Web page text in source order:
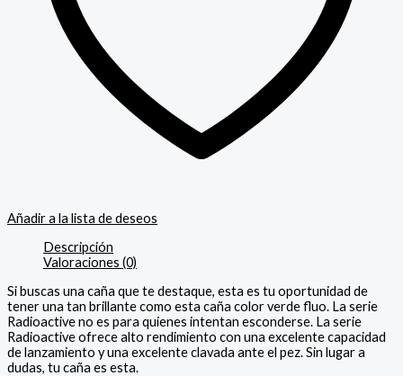
Añadir a la lista de deseos
Descripción
Valoraciones (0)
Si buscas una caña que te destaque, esta es tu oportunidad de
tener una tan brillante como esta caña color verde fluo. La serie
Radioactive no es para quienes intentan esconderse. La serie
Radioactive ofrece alto rendimiento con una excelente capacidad
de lanzamiento y una excelente clavada ante el pez. Sin lugar a
dudas, tu caña es esta.